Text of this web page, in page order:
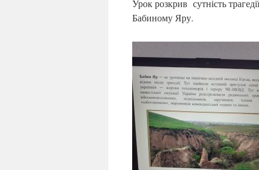
Урок розкрив сутність
Бабиному Яру.